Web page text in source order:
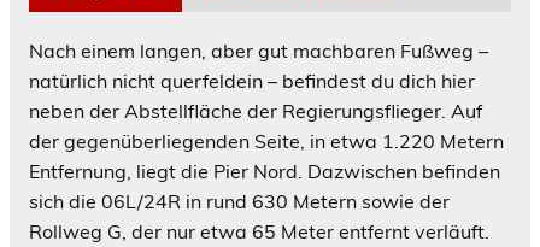
Nach einem langen, aber gut machbaren Fußweg –
natürlich nicht querfeldein – befindest du dich hier
neben der Abstellfläche der Regierungsflieger. Auf
der gegenüberliegenden Seite, in etwa 1.220 Metern
Entfernung, liegt die Pier Nord. Dazwischen befinden
sich die 06L/24R in rund 630 Metern sowie der
Rollweg G, der nur etwa 65 Meter entfernt verläuft.